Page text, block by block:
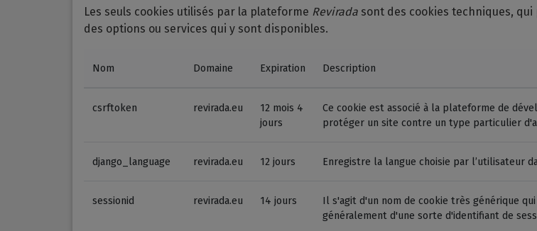
Les seuls cookies utilisés par la plateforme Revirada sont des cookies techniques,
des options ou services qui y sont disponibles.
Nom Domaine Expiration Description
csrftoken revirada.eu
12 mois 4
jours
Ce cookie est associé à la plateforme de
protéger un site contre un type particulier
django_language revirada.eu 12 jours Enregistre la langue choisie par l’utilisateur
sessionid revirada.eu 14 jours
Il s'agit d'un nom de cookie très générique
généralement d'une sorte d'identifiant de